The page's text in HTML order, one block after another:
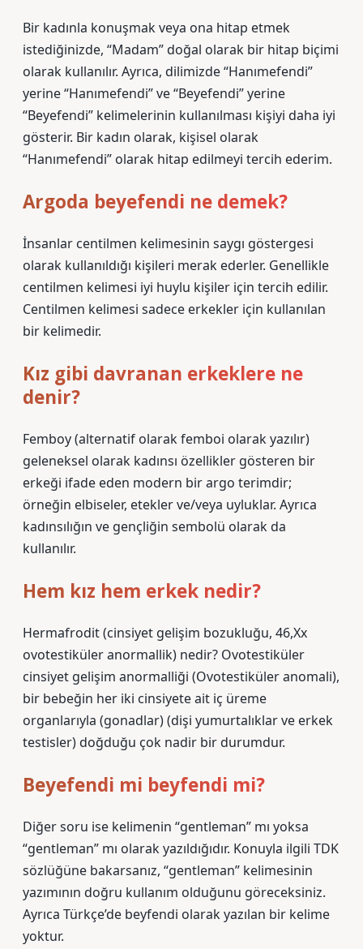
Bir kadınla konuşmak veya ona hitap etmek
istediğinizde, “Madam” doğal olarak bir hitap biçimi
olarak kullanılır. Ayrıca, dilimizde “Hanımefendi”
yerine “Hanımefendi” ve “Beyefendi” yerine
“Beyefendi” kelimelerinin kullanılması kişiyi daha iyi
gösterir. Bir kadın olarak, kişisel olarak
“Hanımefendi” olarak hitap edilmeyi tercih ederim.
Argoda beyefendi ne demek?
İnsanlar centilmen kelimesinin saygı göstergesi
olarak kullanıldığı kişileri merak ederler. Genellikle
centilmen kelimesi iyi huylu kişiler için tercih edilir.
Centilmen kelimesi sadece erkekler için kullanılan
bir kelimedir.
Kız gibi davranan erkeklere ne
denir?
Femboy (alternatif olarak femboi olarak yazılır)
geleneksel olarak kadınsı özellikler gösteren bir
erkeği ifade eden modern bir argo terimdir;
örneğin elbiseler, etekler ve/veya uyluklar. Ayrıca
kadınsılığın ve gençliğin sembolü olarak da
kullanılır.
Hem kız hem erkek nedir?
Hermafrodit (cinsiyet gelişim bozukluğu, 46,Xx
ovotestiküler anormallik) nedir? Ovotestiküler
cinsiyet gelişim anormalliği (Ovotestiküler anomali),
bir bebeğin her iki cinsiyete ait iç üreme
organlarıyla (gonadlar) (dişi yumurtalıklar ve erkek
testisler) doğduğu çok nadir bir durumdur.
Beyefendi mi beyfendi mi?
Diğer soru ise kelimenin “gentleman” mı yoksa
“gentleman” mı olarak yazıldığıdır. Konuyla ilgili TDK
sözlüğüne bakarsanız, “gentleman” kelimesinin
yazımının doğru kullanım olduğunu göreceksiniz.
Ayrıca Türkçe’de beyfendi olarak yazılan bir kelime
yoktur.